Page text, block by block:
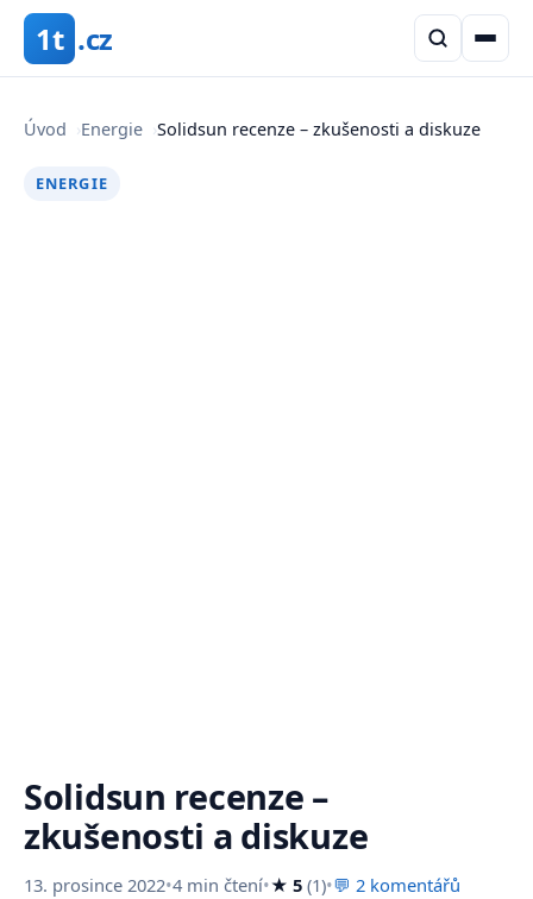
1t .cz
Úvod ›Energie ›Solidsun recenze – zkušenosti a diskuze
ENERGIE
Solidsun recenze –
zkušenosti a diskuze
13. prosince 2022•4 min čtení•★ 5 (1)•💬 2 komentářů